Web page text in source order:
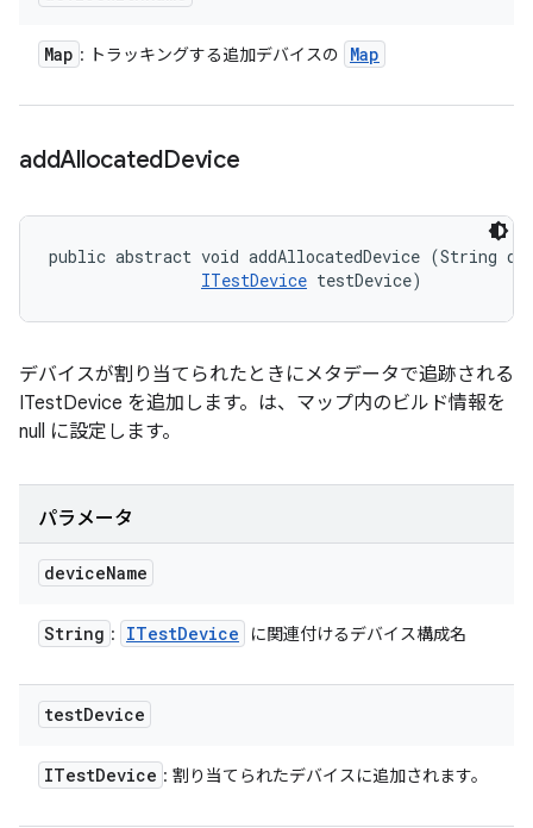
Map : トラッキングする追加デバイスの Map
addAllocatedDevice
public abstract void addAllocatedDevice (String
ITestDevice testDevice)
デバイスが割り当てられたときにメタデータで追跡される
ITestDevice を追加します。は、マップ内のビルド情報を
null に設定します。
パラメータ
deviceName
String : ITestDevice に関連付けるデバイス構成名
testDevice
ITestDevice : 割り当てられたデバイスに追加されます。